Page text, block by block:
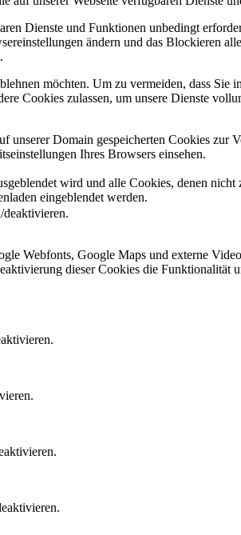
Dienste und Funktionen unbedingt
ändern und das Blockieren
möchten. Um zu vermeiden, dass
Cookies zulassen, um unsere Dienste
unserer Domain gespeicherten Cookies
Ihres Browsers einsehen.
wird und alle Cookies, denen
eingeblendet werden.
Webfonts, Google Maps und externe
dieser Cookies die